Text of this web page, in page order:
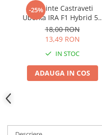
-25%
Seminte Castraveti
Uborka IRA F1 Hybrid 5g
Prima Sementi -
Cornichon Rezistent
18,00 RON
13,49 RON
IN STOC
ADAUGA IN COS